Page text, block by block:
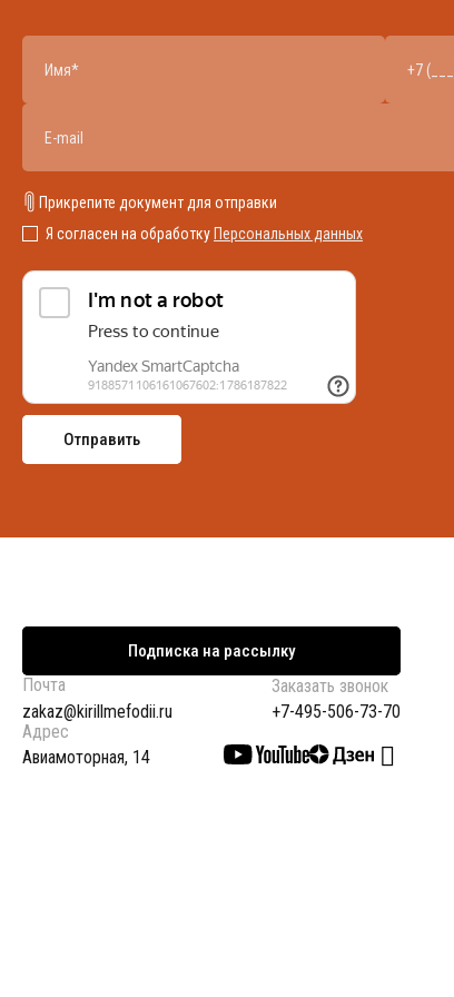
Прикрепите документ для отправки
Я согласен на обработку Персональных данных
Подписка на рассылку
Почта
zakaz@kirillmefodii.ru
Заказать звонок
+7-495-506-73-70
Адрес
Авиамоторная, 14